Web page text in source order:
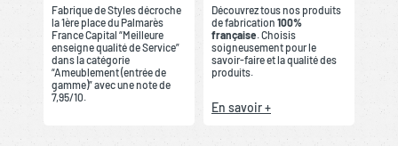
Fabrique de Styles décroche
la 1ère place du Palmarès
France Capital “Meilleure
enseigne qualité de Service”
dans la catégorie
“Ameublement (entrée de
gamme)” avec une note de
7,95/10.
Découvrez tous nos produits
de fabrication 100%
française . Choisis
soigneusement pour le
savoir-faire et la qualité des
produits.
En savoir +